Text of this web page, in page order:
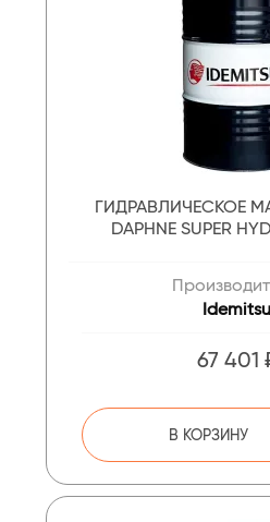
ГИДРАВЛИЧЕСКОЕ
DAPHNE SUPER
Idemitsu
67 401
В КОРЗИНУ